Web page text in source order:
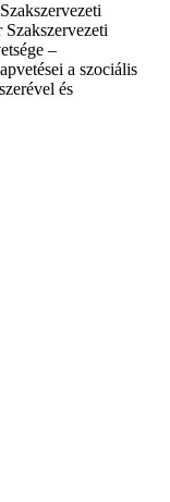
–
a szociális
és